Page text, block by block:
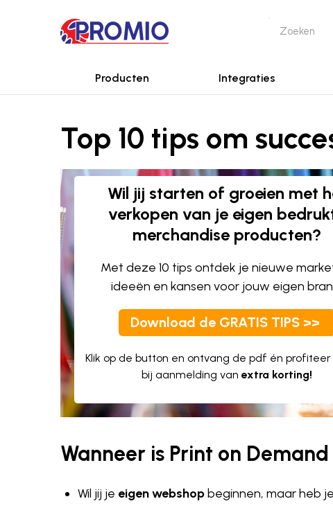
Producten Integraties
Top 10 tips om
Wil jij starten of groeien met
verkopen van je eigen
merchandise producten?
Met deze 10 tips ontdek je nieuwe
ideeën en kansen voor jouw eigen
Download de GRATIS TIPS >>
Klik op de button en ontvang de pdf én
bij aanmelding van extra korting!
Wanneer is Print on
Wil jij je eigen webshopbeginnen, maar heb